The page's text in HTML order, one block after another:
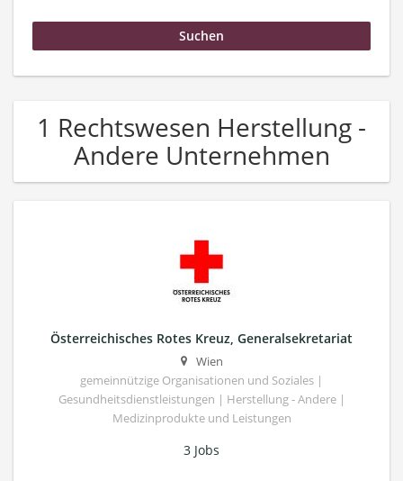
1 Rechtswesen Herstellung -
Andere Unternehmen
Österreichisches Rotes Kreuz, Generalsekretariat
Wien
gemeinnützige Organisationen und Soziales |
Gesundheitsdienstleistungen | Herstellung - Andere |
Medizinprodukte und Leistungen
3 Jobs